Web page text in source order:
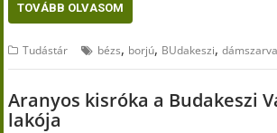
TOVÁBB OLVASOM
Tudástár bézs, borjú, BUdakeszi,
Aranyos kisróka a Budakeszi
lakója